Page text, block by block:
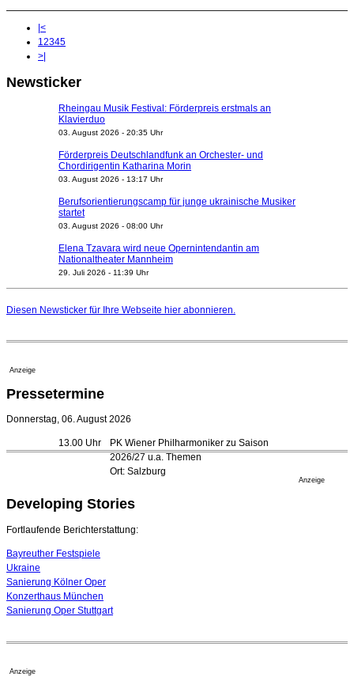
|<
1 2345
>|
Newsticker
Rheingau Musik Festival: Förderpreis erstmals an
Klavierduo
03. August 2026 - 20:35 Uhr
Förderpreis Deutschlandfunk an Orchester- und
Chordirigentin Katharina Morin
03. August 2026 - 13:17 Uhr
Berufsorientierungscamp für junge ukrainische Musiker
startet
03. August 2026 - 08:00 Uhr
Elena Tzavara wird neue Opernintendantin am
Nationaltheater Mannheim
29. Juli 2026 - 11:39 Uhr
geht 2027
Kammerorchester Heilbronn: Chefdirigent Risto Joost
Opernhäuser gedenken vertriebener jüdischer
Ensemblemitglieder
Festspiele
17. Juli 2026 - 18:03 Uhr
16. Juli 2026 - 22:49 Uhr
Quatuor Ebène wird mit Bremer Musikfest-Preis
04. August 2026 - 13:30 Uhr
Diesen Newsticker für Ihre Webseite hier abonnieren.
Anzeige
Pressetermine
Donnerstag, 06. August 2026
13.00 Uhr
PK Wiener Philharmoniker zu Saison
2026/27 u.a. Themen
Ort: Salzburg
Anzeige
Developing Stories
Fortlaufende Berichterstattung:
Bayreuther Festspiele
Ukraine
Sanierung Kölner Oper
Konzerthaus München
Sanierung Oper Stuttgart
Anzeige